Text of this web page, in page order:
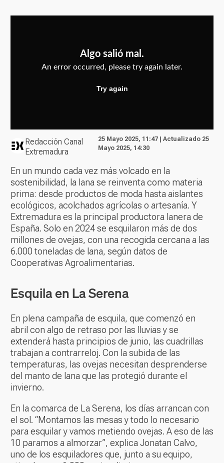
Redacción Canal
Extremadura
25 Mayo 2025, 11:47 | Actualizado 25
Mayo 2025, 14:30
En un mundo cada vez más volcado en la
sostenibilidad, la lana se reinventa como materia
prima: desde productos de moda hasta aislantes
ecológicos, acolchados agrícolas o artesanía. Y
Extremadura es la principal productora lanera de
España. Solo en 2024 se esquilaron más de dos
millones de ovejas, con una recogida cercana a las
6.000 toneladas de lana, según datos de
Cooperativas Agroalimentarias.
Esquila en La Serena
En plena campaña de esquila, que comenzó en
abril con algo de retraso por las lluvias y se
extenderá hasta principios de junio, las cuadrillas
trabajan a contrarreloj. Con la subida de las
temperaturas, las ovejas necesitan desprenderse
del manto de lana que las protegió durante el
invierno.
En la comarca de La Serena, los días arrancan con
el sol. “Montamos las mesas y todo lo necesario
para esquilar y vamos metiendo ovejas. A eso de las
10 paramos a almorzar”, explica Jonatan Calvo,
uno de los esquiladores que, junto a su equipo,